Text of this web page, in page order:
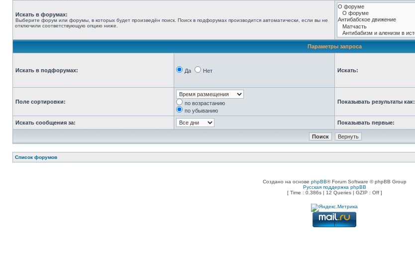
Искать в форумах:
Выберите форум или форумы, в которых будет произведён поиск. Поиск в подфорумах производится автоматически, если вы не
отключили соответствующую опцию ниже.
Параметры запроса
Искать в подфорумах: Да Нет Искать:
Поле сортировки:
по возрастанию
по убыванию
Показывать результаты как:
Искать сообщения за: Показывать первые:
Список форумов
Создано на основе phpBB® Forum Software © phpBB Group
Русская поддержка phpBB
[ Time : 0.386s | 12 Queries | GZIP : Off ]